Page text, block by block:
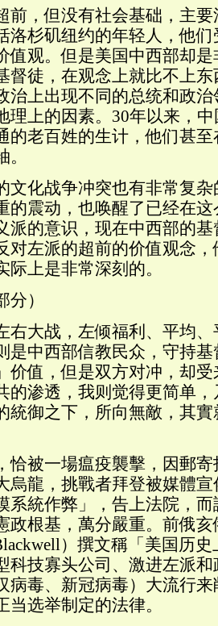
前，但没有社会基础，主
洛杉矶纽约的年轻人，他
值观。但是美国中西部却
督徒，在观念上就比不上
治上出现不同的总统和政
理上的因素。30年以来，
的老百姓的生计，他们甚
文化战争冲突也有非常复
的震动，也唤醒了已经在
派的意识，现在中西部的
对左派的超前的价值观念
际上是非常深刻的。
分）
右大战，左倾福利、平均
是中西部信教民众，守持
价值，但是双方对冲，却
的渗透，我则觉得更简单
統御之下，所向無敵，其
恰被一場瘟疫襲擊，因郵
烏龍，挑戰者拜登被媒體
系統作弊」，告上法院，
政根基，萬分嚴重。前俄亥
）撰文稱「美国历
科技寡头公司、激进左派
病毒、新冠病毒）大流行
当选举制定的法律。